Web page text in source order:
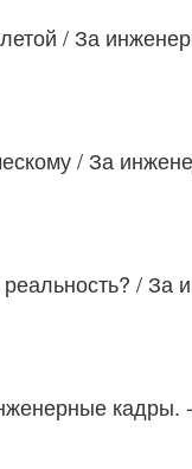
/ За
/ За
/ За
кадры.